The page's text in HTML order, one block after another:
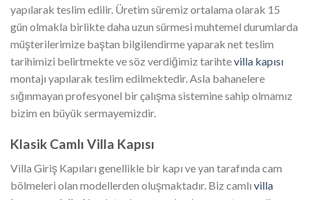
yapılarak teslim edilir. Üretim süremiz ortalama olarak 15
gün olmakla birlikte daha uzun sürmesi muhtemel durumlarda
müşterilerimize baştan bilgilendirme yaparak net teslim
tarihimizi belirtmekte ve söz verdiğimiz tarihtevilla kapısı
montajı yapılarak teslim edilmektedir. Asla bahanelere
sığınmayan profesyonel bir çalışma sistemine sahip olmamız
bizim en büyük sermayemizdir.
Klasik Camlı Villa Kapısı
Villa Giriş Kapıları genellikle bir kapı ve yan tarafında cam
bölmeleri olan modellerden oluşmaktadır. Biz camlı villa